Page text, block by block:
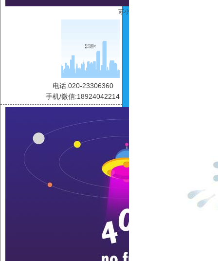
苏小碧
电话:020-23306360
手机/微信:18924042214